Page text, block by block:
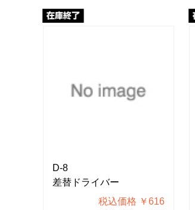
D-8
差替ドライバー
税込価格 ￥616